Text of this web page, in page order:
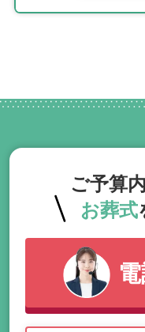
ご予算
お葬式